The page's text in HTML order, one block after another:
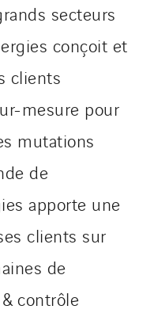
secteurs
conçoit et
clients
mesure pour
mutations
de
apporte une
clients sur
de
contrôle